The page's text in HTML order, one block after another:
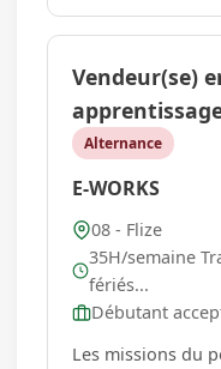
les suivantes : -
Vendeur(se)
Alternance
E-WORKS
08 - Flize
35H/semaine
fériés...
Débutant
Les missions du poste : Tu veux